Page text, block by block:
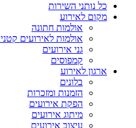
כל נותני השירות
מקום לאירוע
אולמות חתונה
אולמות לאירועים
גני אירועים
קמפוסים
ארגון לאירוע
בלונים
הזמנות ומזכרות
הפקת אירועים
מיתוג אירועים
עיצוב אירועים